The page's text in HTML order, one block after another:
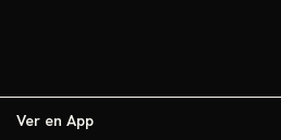
Ver en App